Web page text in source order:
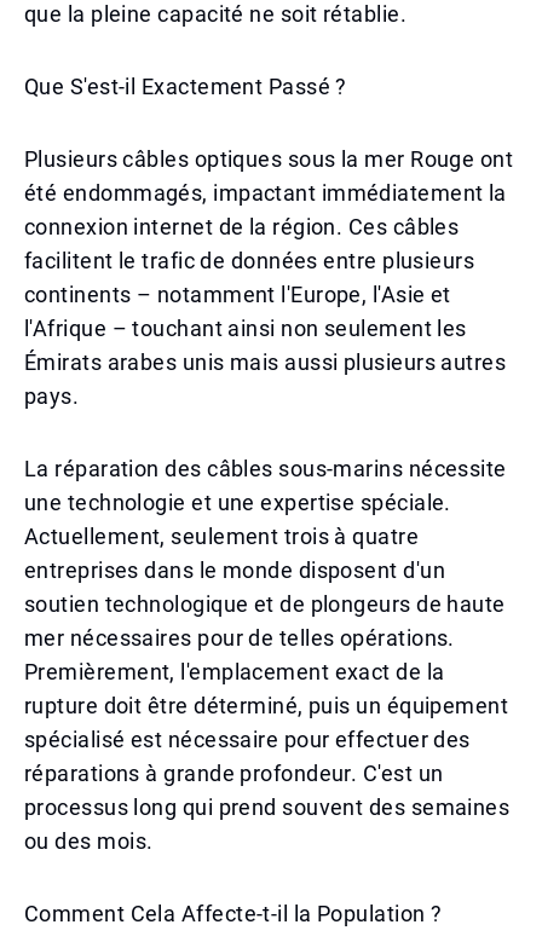
que la pleine capacité ne soit rétablie.
Que S'est-il Exactement Passé ?
Plusieurs câbles optiques sous la mer Rouge ont
été endommagés, impactant immédiatement la
connexion internet de la région. Ces câbles
facilitent le trafic de données entre plusieurs
continents – notamment l'Europe, l'Asie et
l'Afrique – touchant ainsi non seulement les
Émirats arabes unis mais aussi plusieurs autres
pays.
La réparation des câbles sous-marins nécessite
une technologie et une expertise spéciale.
Actuellement, seulement trois à quatre
entreprises dans le monde disposent d'un
soutien technologique et de plongeurs de haute
mer nécessaires pour de telles opérations.
Premièrement, l'emplacement exact de la
rupture doit être déterminé, puis un équipement
spécialisé est nécessaire pour effectuer des
réparations à grande profondeur. C'est un
processus long qui prend souvent des semaines
ou des mois.
Comment Cela Affecte-t-il la Population ?